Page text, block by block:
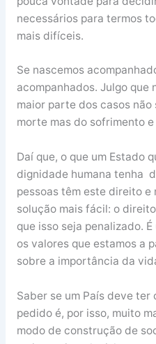
necessários para termos
mais difíceis.
Se nascemos
acompanhados. Julgo que
maior parte dos casos
morte mas do sofrimento
Daí que, o que um Estado
dignidade humana tenha
pessoas têm este direito e
solução mais fácil: o
que isso seja penalizado.
os valores que estamos a
sobre a importância da
Saber se um País deve ter
pedido é, por isso, muito
modo de construção de